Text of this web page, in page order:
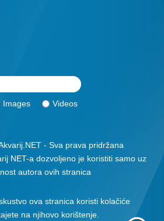
Images Videos
- Sva prava pridržana
NET-a dozvoljeno je koristiti samo uz
autora ovih stranica
ova stranica koristi kolačiće
na njihovo korištenje.